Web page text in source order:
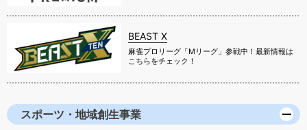
BEAST X
麻雀プロリーグ「Mリーグ」参戦中！最新情報は
こちらをチェック！
スポーツ・地域創生事業